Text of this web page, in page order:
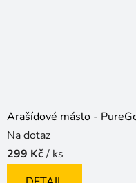
Arašídové máslo -
Na dotaz
299 Kč/ ks